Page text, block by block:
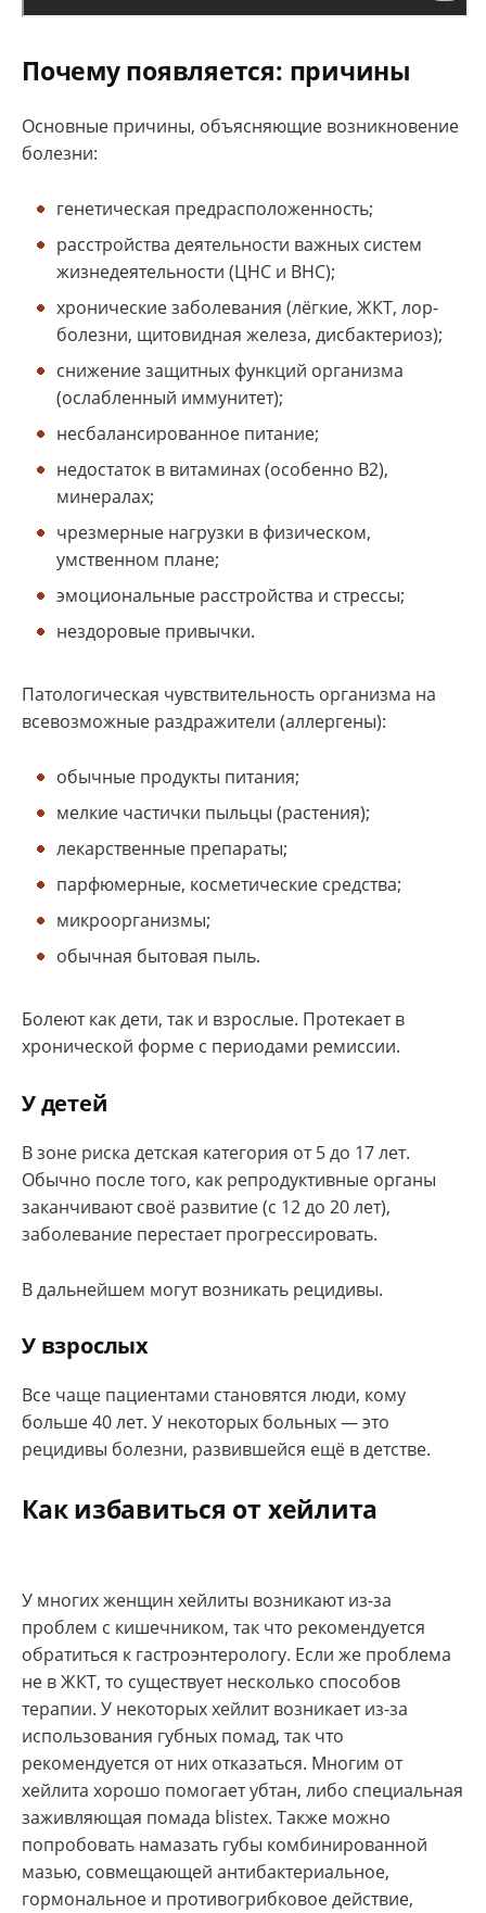
Почему появляется: причины
Основные причины, объясняющие возникновение
болезни:
генетическая предрасположенность;
расстройства деятельности важных систем
жизнедеятельности (ЦНС и ВНС);
хронические заболевания (лёгкие, ЖКТ, лор-
болезни, щитовидная железа, дисбактериоз);
снижение защитных функций организма
(ослабленный иммунитет);
несбалансированное питание;
недостаток в витаминах (особенно В2),
минералах;
чрезмерные нагрузки в физическом,
умственном плане;
эмоциональные расстройства и стрессы;
нездоровые привычки.
Патологическая чувствительность организма на
всевозможные раздражители (аллергены):
обычные продукты питания;
мелкие частички пыльцы (растения);
лекарственные препараты;
парфюмерные, косметические средства;
микроорганизмы;
обычная бытовая пыль.
Болеют как дети, так и взрослые. Протекает в
хронической форме с периодами ремиссии.
У детей
В зоне риска детская категория от 5 до 17 лет.
Обычно после того, как репродуктивные органы
заканчивают своё развитие (с 12 до 20 лет),
заболевание перестает прогрессировать.
В дальнейшем могут возникать рецидивы.
У взрослых
Все чаще пациентами становятся люди, кому
больше 40 лет. У некоторых больных — это
рецидивы болезни, развившейся ещё в детстве.
Как избавиться от хейлита
У многих женщин хейлиты возникают из-за
проблем с кишечником, так что рекомендуется
обратиться к гастроэнтерологу. Если же проблема
не в ЖКТ, то существует несколько способов
терапии. У некоторых хейлит возникает из-за
использования губных помад, так что
рекомендуется от них отказаться. Многим от
хейлита хорошо помогает убтан, либо специальная
заживляющая помада blistex. Также можно
попробовать намазать губы комбинированной
мазью, совмещающей антибактериальное,
гормональное и противогрибковое действие,